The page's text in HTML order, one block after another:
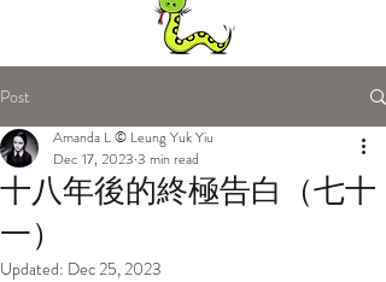
Post
十八年後的終極告白（七十
一）
Amanda L © Leung Yuk Yiu
Dec 17, 2023 3 min read
Updated: Dec 25, 2023